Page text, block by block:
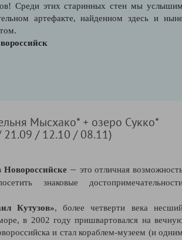
Среди этих старинных стен мы
артефакте, найденном здесь и
Мысхако* + озеро Сукко*
21.09 / 12.10 / 08.11)
— это отличная
знаковые
Кутузов», более четверти века
в 2002 году пришвартовался на
и стал кораблем-музеем (и